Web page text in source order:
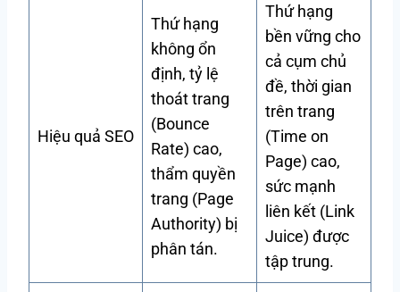
Hiệu quả SEO
Thứ hạng
không ổn
định, tỷ lệ
thoát trang
(Bounce
Rate) cao,
thẩm quyền
trang (Page
Authority) bị
phân tán.
Thứ hạng
bền vững cho
cả cụm chủ
đề, thời gian
trên trang
(Time on
Page) cao,
sức mạnh
liên kết (Link
Juice) được
tập trung.